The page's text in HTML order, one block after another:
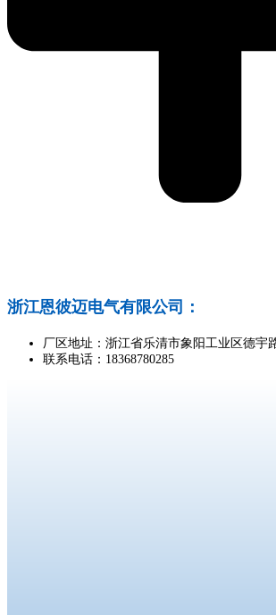
浙江恩彼迈电气有限公司：
厂区地址：浙江省乐清市象阳工业区德宇
联系电话：18368780285